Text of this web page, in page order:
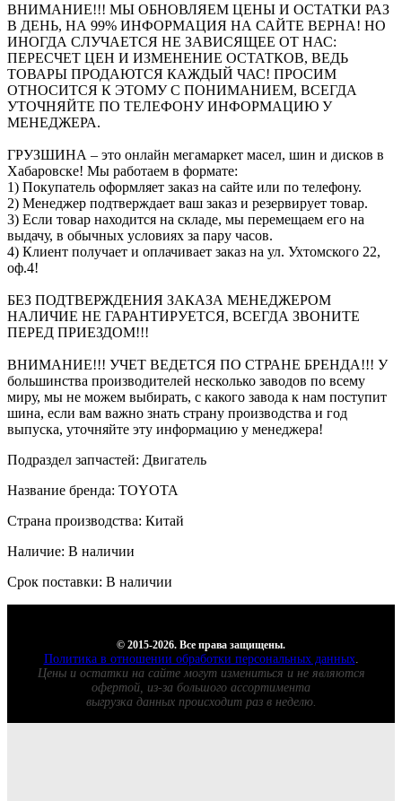
ВНИМАНИЕ!!! МЫ ОБНОВЛЯЕМ ЦЕНЫ И ОСТАТКИ РАЗ
В ДЕНЬ, НА 99% ИНФОРМАЦИЯ НА САЙТЕ ВЕРНА! НО
ИНОГДА СЛУЧАЕТСЯ НЕ ЗАВИСЯЩЕЕ ОТ НАС:
ПЕРЕСЧЕТ ЦЕН И ИЗМЕНЕНИЕ ОСТАТКОВ, ВЕДЬ
ТОВАРЫ ПРОДАЮТСЯ КАЖДЫЙ ЧАС! ПРОСИМ
ОТНОСИТСЯ К ЭТОМУ С ПОНИМАНИЕМ, ВСЕГДА
УТОЧНЯЙТЕ ПО ТЕЛЕФОНУ ИНФОРМАЦИЮ У
МЕНЕДЖЕРА.
ГРУЗШИНА – это онлайн мегамаркет масел, шин и дисков в
Хабаровске! Мы работаем в формате:
1) Покупатель оформляет заказ на сайте или по телефону.
2) Менеджер подтверждает ваш заказ и резервирует товар.
3) Если товар находится на складе, мы перемещаем его на
выдачу, в обычных условиях за пару часов.
4) Клиент получает и оплачивает заказ на ул. Ухтомского 22,
оф.4!
БЕЗ ПОДТВЕРЖДЕНИЯ ЗАКАЗА МЕНЕДЖЕРОМ
НАЛИЧИЕ НЕ ГАРАНТИРУЕТСЯ, ВСЕГДА ЗВОНИТЕ
ПЕРЕД ПРИЕЗДОМ!!!
ВНИМАНИЕ!!! УЧЕТ ВЕДЕТСЯ ПО СТРАНЕ БРЕНДА!!! У
большинства производителей несколько заводов по всему
миру, мы не можем выбирать, с какого завода к нам поступит
шина, если вам важно знать страну производства и год
выпуска, уточняйте эту информацию у менеджера!
Подраздел запчастей: Двигатель
Название бренда: TOYOTA
Страна производства: Китай
Наличие: В наличии
Срок поставки: В наличии
© 2015-2026. Все права защищены.
Политика в отношении обработки персональных данных.
Цены и остатки на сайте могут измениться и не являются
офертой, из-за большого ассортимента
выгрузка данных происходит раз в неделю.